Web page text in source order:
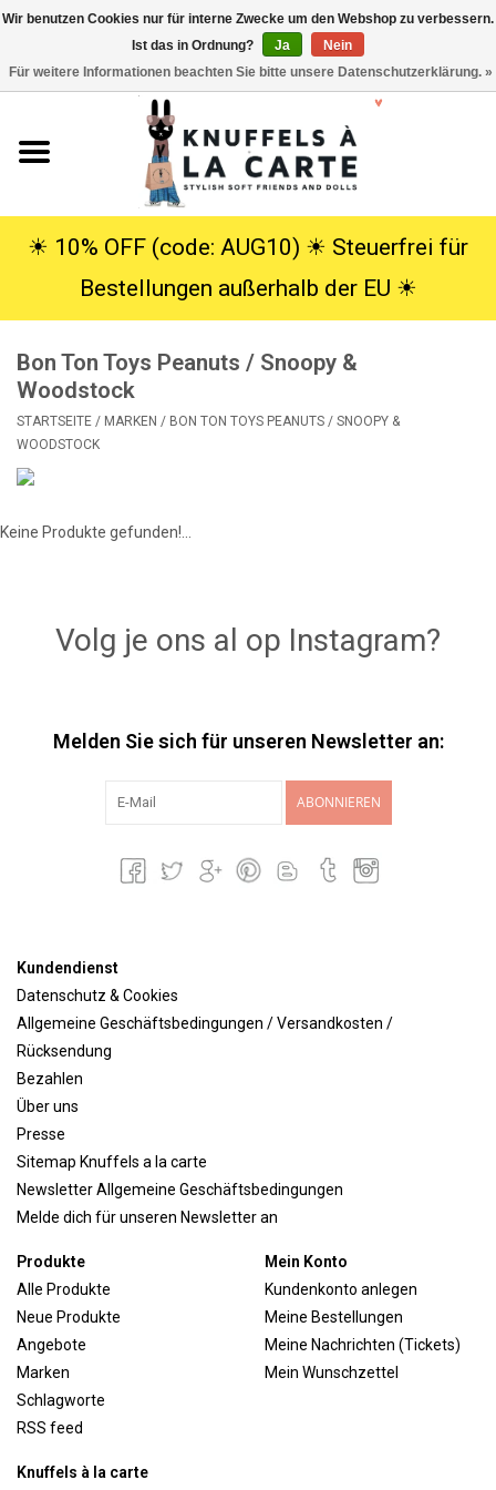
Kuscheltiere
SALE
Geschenke
Info
☀︎ 10% OFF (code: AUG10) ☀︎ Steuerfrei für
Bestellungen außerhalb der EU ☀︎
Bon Ton Toys Peanuts / Snoopy &
Woodstock
STARTSEITE / MARKEN / BON TON TOYS PEANUTS / SNOOPY &
WOODSTOCK
Keine Produkte gefunden!...
Volg je ons al op Instagram?
Melden Sie sich für unseren Newsletter an:
ABONNIEREN
Kundendienst
Datenschutz & Cookies
Allgemeine Geschäftsbedingungen / Versandkosten /
Rücksendung
Bezahlen
Über uns
Presse
Sitemap Knuffels a la carte
Newsletter Allgemeine Geschäftsbedingungen
Melde dich für unseren Newsletter an
Produkte
Alle Produkte
Neue Produkte
Angebote
Marken
Schlagworte
RSS feed
Mein Konto
Kundenkonto anlegen
Meine Bestellungen
Meine Nachrichten (Tickets)
Mein Wunschzettel
Knuffels à la carte
Wir benutzen Cookies nur für interne Zwecke um den Webshop zu verbessern.
Ist das in Ordnung?
Ja
Nein
Für weitere Informationen beachten Sie bitte unsere Datenschutzerklärung. »